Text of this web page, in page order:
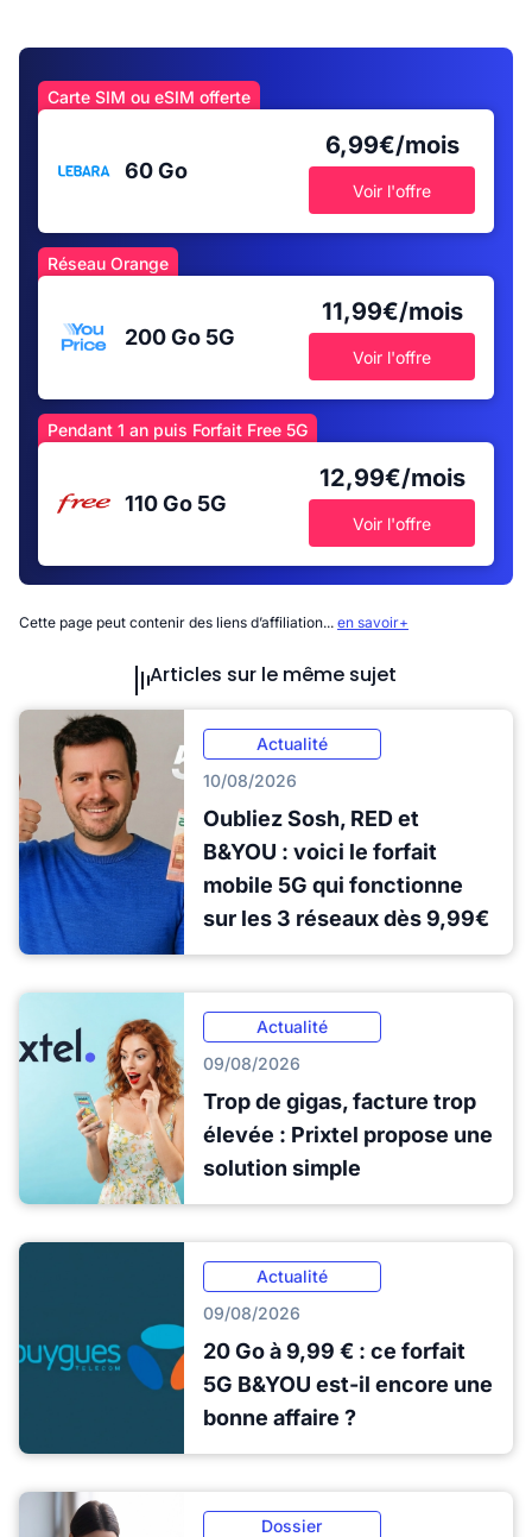
Carte SIM ou eSIM offerte
60 Go
6,99€/mois
Voir l'offre
Réseau Orange
200 Go 5G
11,99€/mois
Voir l'offre
Pendant 1 an puis Forfait Free 5G
110 Go 5G
12,99€/mois
Voir l'offre
Cette page peut contenir des liens d’affiliation... en savoir+
Articles sur le même sujet
Actualité
10/08/2026
Oubliez Sosh, RED et
B&YOU : voici le forfait
mobile 5G qui fonctionne
sur les 3 réseaux dès 9,99€
Actualité
09/08/2026
Trop de gigas, facture trop
élevée : Prixtel propose une
solution simple
Actualité
09/08/2026
20 Go à 9,99 € : ce forfait
5G B&YOU est-il encore une
bonne affaire ?
Dossier